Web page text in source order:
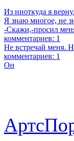
Из ниоткуда я
Я знаю многое, не
-Скажи,-просил
комментариев: 1
Не встречай меня.
комментариев: 1
Он